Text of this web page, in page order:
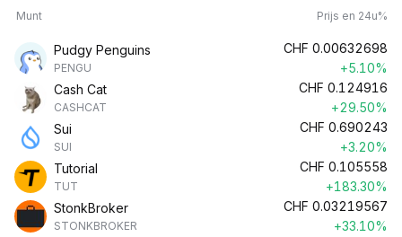
Munt Prijs en 24u%
Pudgy Penguins
PENGU
CHF 0.00632698
+5.10%
Cash Cat
CASHCAT
CHF 0.124916
+29.50%
Sui
SUI
CHF 0.690243
+3.20%
Tutorial
TUT
CHF 0.105558
+183.30%
StonkBroker
STONKBROKER
CHF 0.03219567
+33.10%